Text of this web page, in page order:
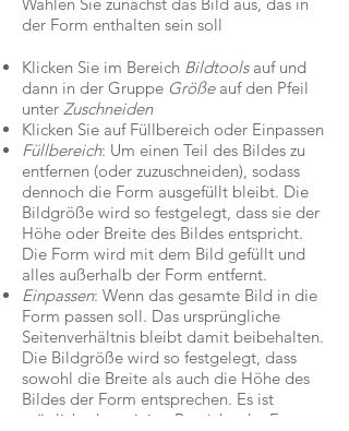
der Form enthalten sein soll
Klicken Sie im Bereich Bildtools auf und
dann in der Gruppe Größeauf den Pfeil
unter Zuschneiden
Klicken Sie auf Füllbereich oder Einpassen
Füllbereich: Um einen Teil des Bildes zu
entfernen (oder zuzuschneiden), sodass
dennoch die Form ausgefüllt bleibt. Die
Bildgröße wird so festgelegt, dass sie der
Höhe oder Breite des Bildes entspricht.
Die Form wird mit dem Bild gefüllt und
alles außerhalb der Form entfernt.
Einpassen: Wenn das gesamte Bild in die
Form passen soll. Das ursprüngliche
Seitenverhältnis bleibt damit beibehalten.
Die Bildgröße wird so festgelegt, dass
sowohl die Breite als auch die Höhe des
Bildes der Form entsprechen. Es ist
möglich, dass einige Bereiche der Form